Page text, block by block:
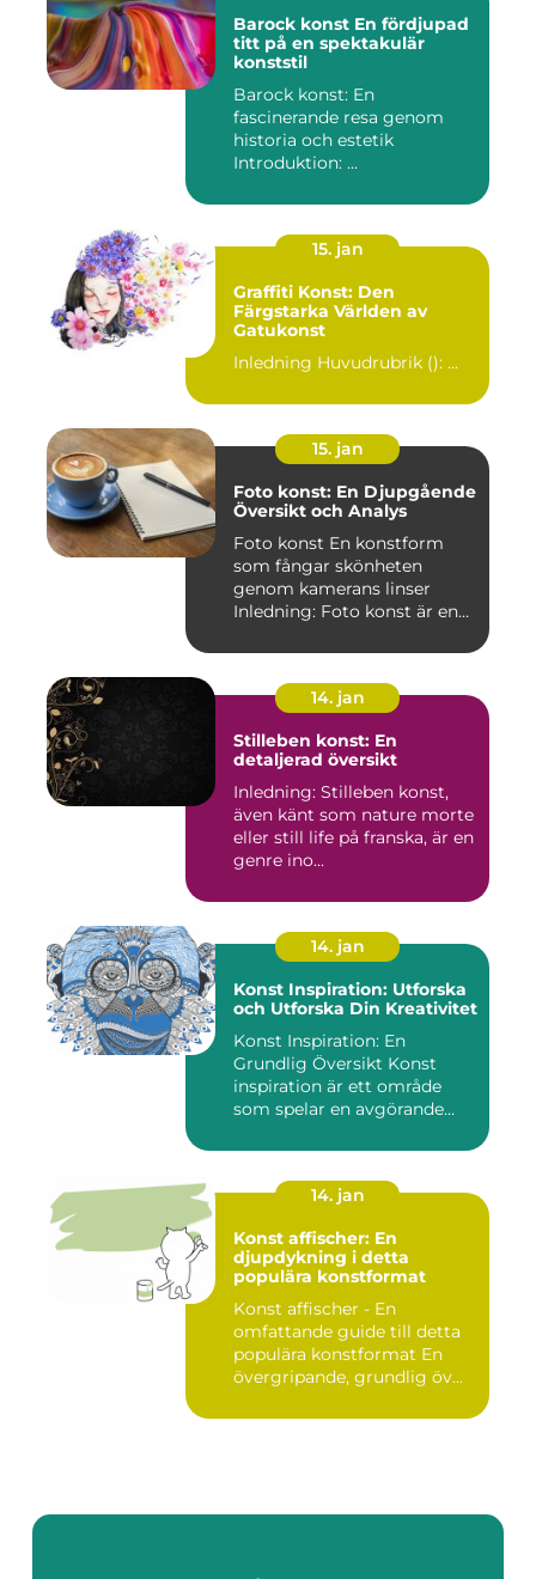
Barock konst En fördjupad
titt på en spektakulär
konststil
Barock konst: En
fascinerande resa genom
historia och estetik
Introduktion: ...
15. jan
Graffiti Konst: Den
Färgstarka Världen av
Gatukonst
Inledning Huvudrubrik (): ...
15. jan
Foto konst: En Djupgående
Översikt och Analys
Foto konst En konstform
som fångar skönheten
genom kamerans linser
Inledning: Foto konst är en
14. jan
Stilleben konst: En
detaljerad översikt
Inledning: Stilleben konst,
även känt som nature morte
eller still life på franska, är en
genre ino...
14. jan
Konst Inspiration: Utforska
och Utforska Din Kreativitet
Konst Inspiration: En
Grundlig Översikt Konst
inspiration är ett område
som spelar en avgörande
14. jan
Konst affischer: En
djupdykning i detta
populära konstformat
Konst affischer - En
omfattande guide till detta
populära konstformat En
övergripande, grundlig öv...